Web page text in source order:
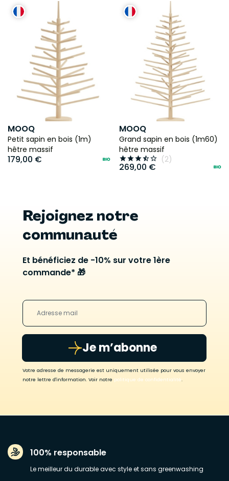
design pour vos fêtes ! 🎄
MOOQ
Petit sapin en bois (1m)
hêtre massif
179,00 €
MOOQ
Grand sapin en bois (1m60)
hêtre massif
 (2)
269,00 €
Rejoignez notre
communauté
Et bénéficiez de -10% sur votre 1ère
commande* 🎁
Je m’abonne
Votre adresse de messagerie est uniquement utilisée pour vous envoyer
notre lettre d'information. Voir notre politique de confidentialité.
100% responsable
Le meilleur du durable avec style et sans greenwashing